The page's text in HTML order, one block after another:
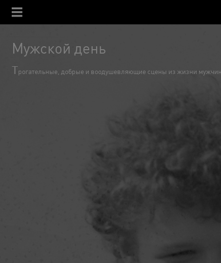
Мужской день
Трогательные, добрые и воодушевляющие сцены из жизни